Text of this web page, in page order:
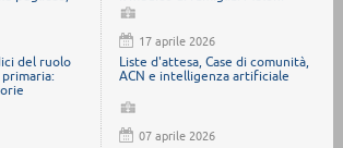
e contenuti
intervenga"
del ruolo
primaria:
17 aprile 2026
Liste d'attesa, Case di comunità,
ACN e intelligenza artificiale
07 aprile 2026